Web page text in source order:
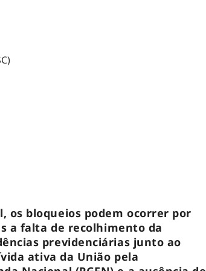
os bloqueios podem ocorrer por
a falta de recolhimento da
previdenciárias junto ao
ativa da União pela